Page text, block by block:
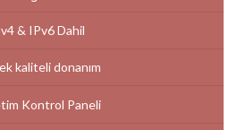
& IPv6 Dahil
kaliteli donanım
Kontrol Paneli